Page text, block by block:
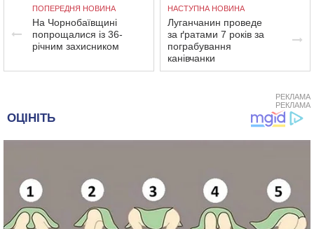
ПОПЕРЕДНЯ НОВИНА
На Чорнобаївщині
попрощалися із 36-
річним захисником
НАСТУПНА НОВИНА
Луганчанин проведе
за ґратами 7 років за
пограбування
канівчанки
РЕКЛАМА
РЕКЛАМА